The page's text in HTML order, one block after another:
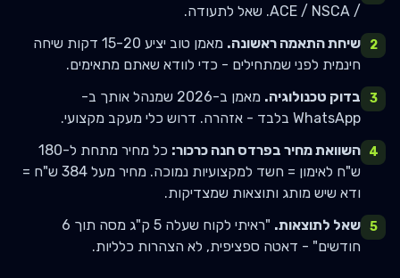
/ ACE / NSCA. שאל לתעודה.
2 שיחת התאמה ראשונה.
מאמן טוב יציע 15-20 דקות שיחה
חינמית לפני שמתחילים - כדי לוודא שאתם מתאימים.
3 בדוק טכנולוגיה.
מאמן ב-2026 שמנהל אותך ב-
WhatsApp בלבד - אזהרה. דרוש כלי מעקב מקצועי.
4 השוואת מחיר בפרדס חנה כרכור: כל מחיר מתחת ל-180
ש"ח לאימון = חשד למקצועיות נמוכה. מחיר מעל 384 ש"ח =
ודא שיש מותג ותוצאות שמצדיקות.
5 שאל לתוצאות.
"ראיתי לקוח שעלה 5 ק"ג מסה תוך 6
חודשים" - דאטה ספציפית, לא הצהרות כלליות.